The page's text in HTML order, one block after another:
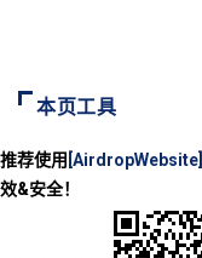
本页工具
推荐使用 [AirdropWebsite]
效&安全！